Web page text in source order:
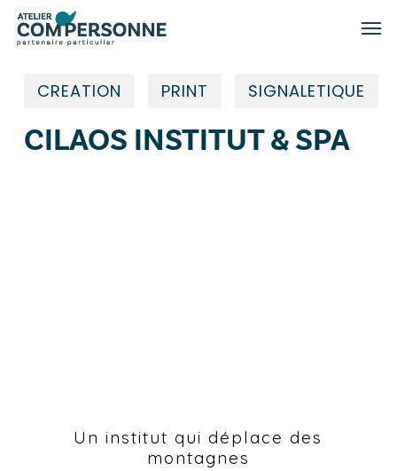
Skip
to
main
CREATION PRINT SIGNALETIQUE
CILAOS INSTITUT & SPA
Un institut qui déplace des
montagnes